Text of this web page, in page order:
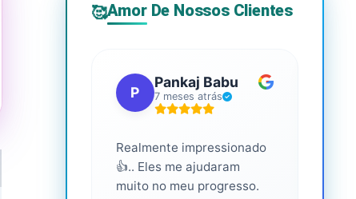
🥰Amor De Nossos Clientes
P
Pankaj Babu
7 meses atrás
Realmente impressionado
👍.. Eles me ajudaram
muito no meu progresso.